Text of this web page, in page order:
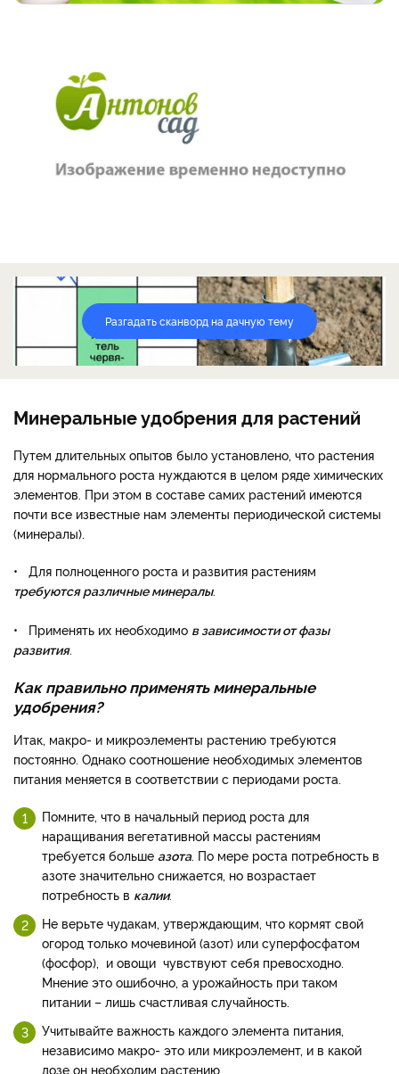
Разгадать сканворд на дачную тему
Минеральные удобрения для растений
Путем длительных опытов было установлено, что растения
для нормального роста нуждаются в целом ряде химических
элементов. При этом в составе самих растений имеются
почти все известные нам элементы периодической системы
(минералы).
• Для полноценного роста и развития растениям
требуются различные минералы.
• Применять их необходимо в зависимости от фазы
развития.
Как правильно применять минеральные
удобрения?
Итак, макро- и микроэлементы растению требуются
постоянно. Однако соотношение необходимых элементов
питания меняется в соответствии с периодами роста.
Помните, что в начальный период роста для
наращивания вегетативной массы растениям
требуется больше азота. По мере роста потребность в
азоте значительно снижается, но возрастает
потребность в калии.
Не верьте чудакам, утверждающим, что кормят свой
огород только мочевиной (азот) или суперфосфатом
(фосфор), и овощи чувствуют себя превосходно.
Мнение это ошибочно, а урожайность при таком
питании – лишь счастливая случайность.
Учитывайте важность каждого элемента питания,
независимо макро- это или микроэлемент, и в какой
дозе он необходим растению